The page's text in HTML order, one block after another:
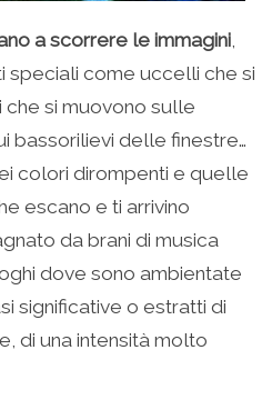
a scorrere le immagini
speciali come uccelli che si
che si muovono sulle
bassorilievi delle finestre…
colori dirompenti e quelle
escano e ti arrivino
da brani di musica
dove sono ambientate
significative o estratti di
di una intensità molto